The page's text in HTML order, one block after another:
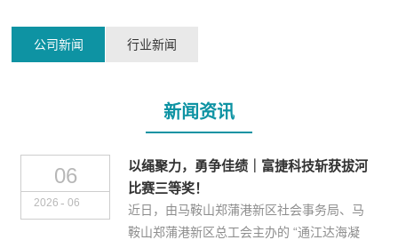
公司新闻 行业新闻
新闻资讯
06
2026 - 06
以绳聚力，勇争佳绩｜富捷科技斩获拔河
比赛三等奖！
近日，由马鞍山郑蒲港新区社会事务局、马
鞍山郑蒲港新区总工会主办的 “通江达海凝